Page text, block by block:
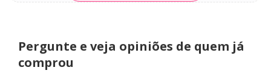
Pergunte e veja opiniões de quem já
comprou